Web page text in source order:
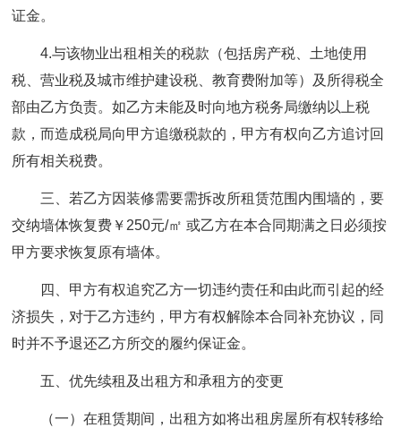
证金。
4.与该物业出租相关的税款（包括房产税、土地使用
税、营业税及城市维护建设税、教育费附加等）及所得税全
部由乙方负责。如乙方未能及时向地方税务局缴纳以上税
款，而造成税局向甲方追缴税款的，甲方有权向乙方追讨回
所有相关税费。
三、若乙方因装修需要需拆改所租赁范围内围墙的，要
交纳墙体恢复费￥250元/㎡ 或乙方在本合同期满之日必须按
甲方要求恢复原有墙体。
四、甲方有权追究乙方一切违约责任和由此而引起的经
济损失，对于乙方违约，甲方有权解除本合同补充协议，同
时并不予退还乙方所交的履约保证金。
五、优先续租及出租方和承租方的变更
（一）在租赁期间，出租方如将出租房屋所有权转移给